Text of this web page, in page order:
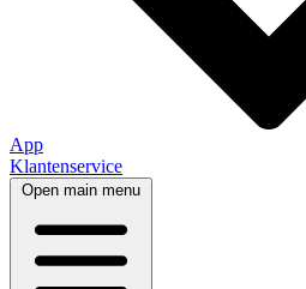
App
Klantenservice
Open main menu